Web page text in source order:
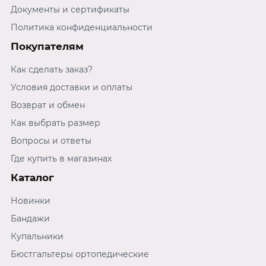
регистрационное удостоверение №РЗН 2021/13620
от 02 ноября 2023 года. Бюст имеет широкий
размеры plus size. Эта модель станет незаменимым
атрибутом для создания стильных и удобных
образов каждый день. Модель 0681Ум.
Документы и сертификаты
Политика конфиденциальности
Покупателям
Как сделать заказ?
Условия доставки и оплаты
Возврат и обмен
Как выбрать размер
Вопросы и ответы
Где купить в магазинах
Каталог
Новинки
Бандажи
Купальники
Бюстгальтеры ортопедические